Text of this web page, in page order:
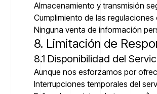
Almacenamiento y transmisión
Cumplimiento de las
Ninguna venta de información
8. Limitación de
8.1 Disponibilidad del
Aunque nos esforzamos por
Interrupciones temporales del